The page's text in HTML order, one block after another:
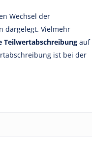
Wechsel der
dargelegt. Vielmehr
Teilwertabschreibung auf
ist bei der